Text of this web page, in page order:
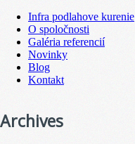
Infra podlahove kurenie
O spoločnosti
Galéria referencií
Novinky
Blog
Kontakt
Archives